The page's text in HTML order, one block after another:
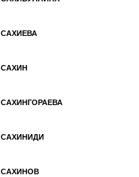
САХИЕВА
САХИН
САХИНГОРАЕВА
САХИНИДИ
САХИНОВ